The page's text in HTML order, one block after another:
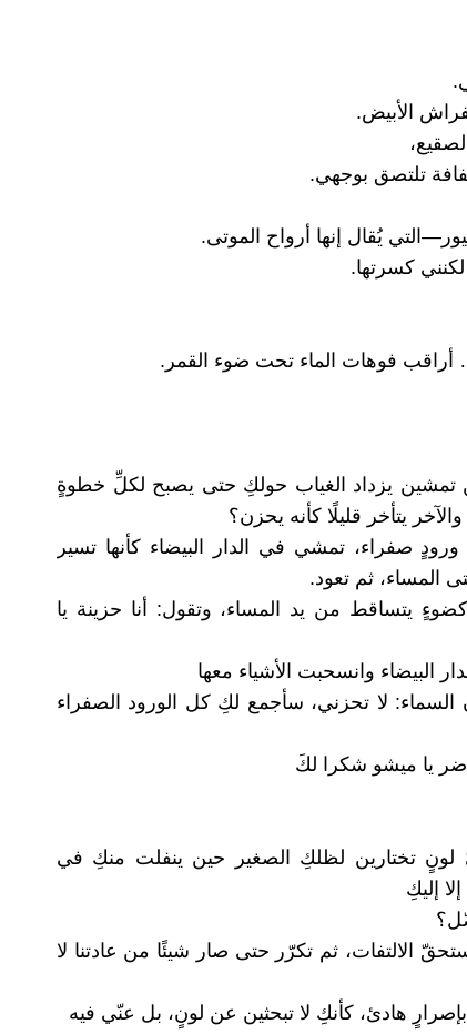
الأبيض.
تلتصق بوجهي.
يُقال إنها أرواح الموتى.
كسرتها.
أراقب فوهات الماء تحت ضوء القمر.
تمشين يزداد الغياب حولكِ حتى يصبح لكلِّ خطوةٍ
يتأخر قليلًا كأنه يحزن؟
صفراء، تمشي في الدار البيضاء كأنها تسير
المساء، ثم تعود.
يتساقط من يد المساء، وتقول: أنا حزينة يا
البيضاء وانسحبت الأشياء معها
السماء: لا تحزني، سأجمع لكِ كل الورود الصفراء
يا ميشو شكرا لكَ
لونٍ تختارين لظلكِ الصغير حين ينفلت منكِ في
إليكِ
الالتفات، ثم تكرّر حتى صار شيئًا من عادتنا لا
هادئ، كأنكِ لا تبحثين عن لونٍ، بل عنّي فيه